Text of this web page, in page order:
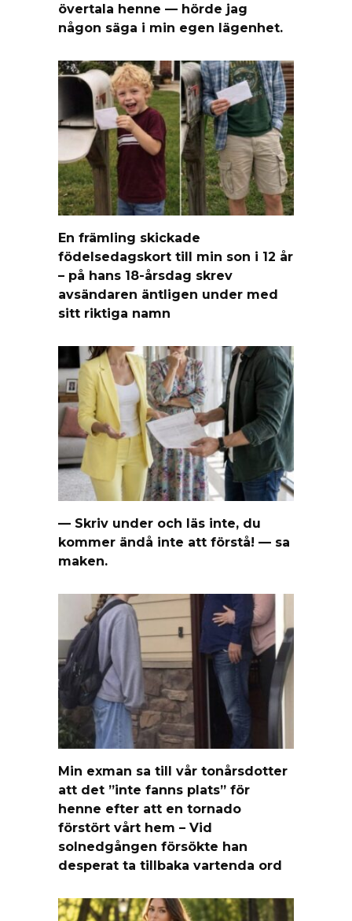
övertala henne — hörde jag
någon säga i min egen lägenhet.
En främling skickade
födelsedagskort till min son i 12 år
– på hans 18-årsdag skrev
avsändaren äntligen under med
sitt riktiga namn
— Skriv under och läs inte, du
kommer ändå inte att förstå! — sa
maken.
Min exman sa till vår tonårsdotter
att det ”inte fanns plats” för
henne efter att en tornado
förstört vårt hem – Vid
solnedgången försökte han
desperat ta tillbaka vartenda ord